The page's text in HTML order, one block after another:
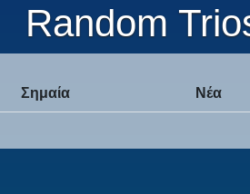
Random
Σημαία Νέα